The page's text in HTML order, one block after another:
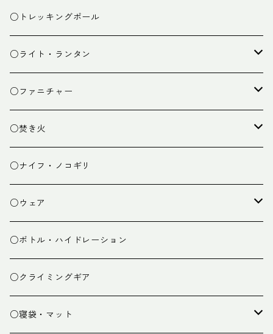
ザック小物
バーナー
カトラリー
クッキング小物
テント
タープ
ペグ・ハンマー・小物
○トレッキングポール
○ライト・ランタン
ライト
ランタン
○ファニチャー
テーブル
チェア
○焚き火
焚き火台
焚き火小物
○ナイフ・ノコギリ
○ウェア
ミドルレイヤー
ベースレイヤー
パンツ
○ボトル・ハイドレーション
○クライミングギア
○寝袋・マット